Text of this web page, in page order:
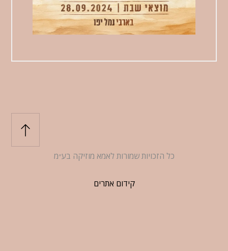
כל הזכויות שמורות לאמא מוזיקה בע״מ
קידום אתרים